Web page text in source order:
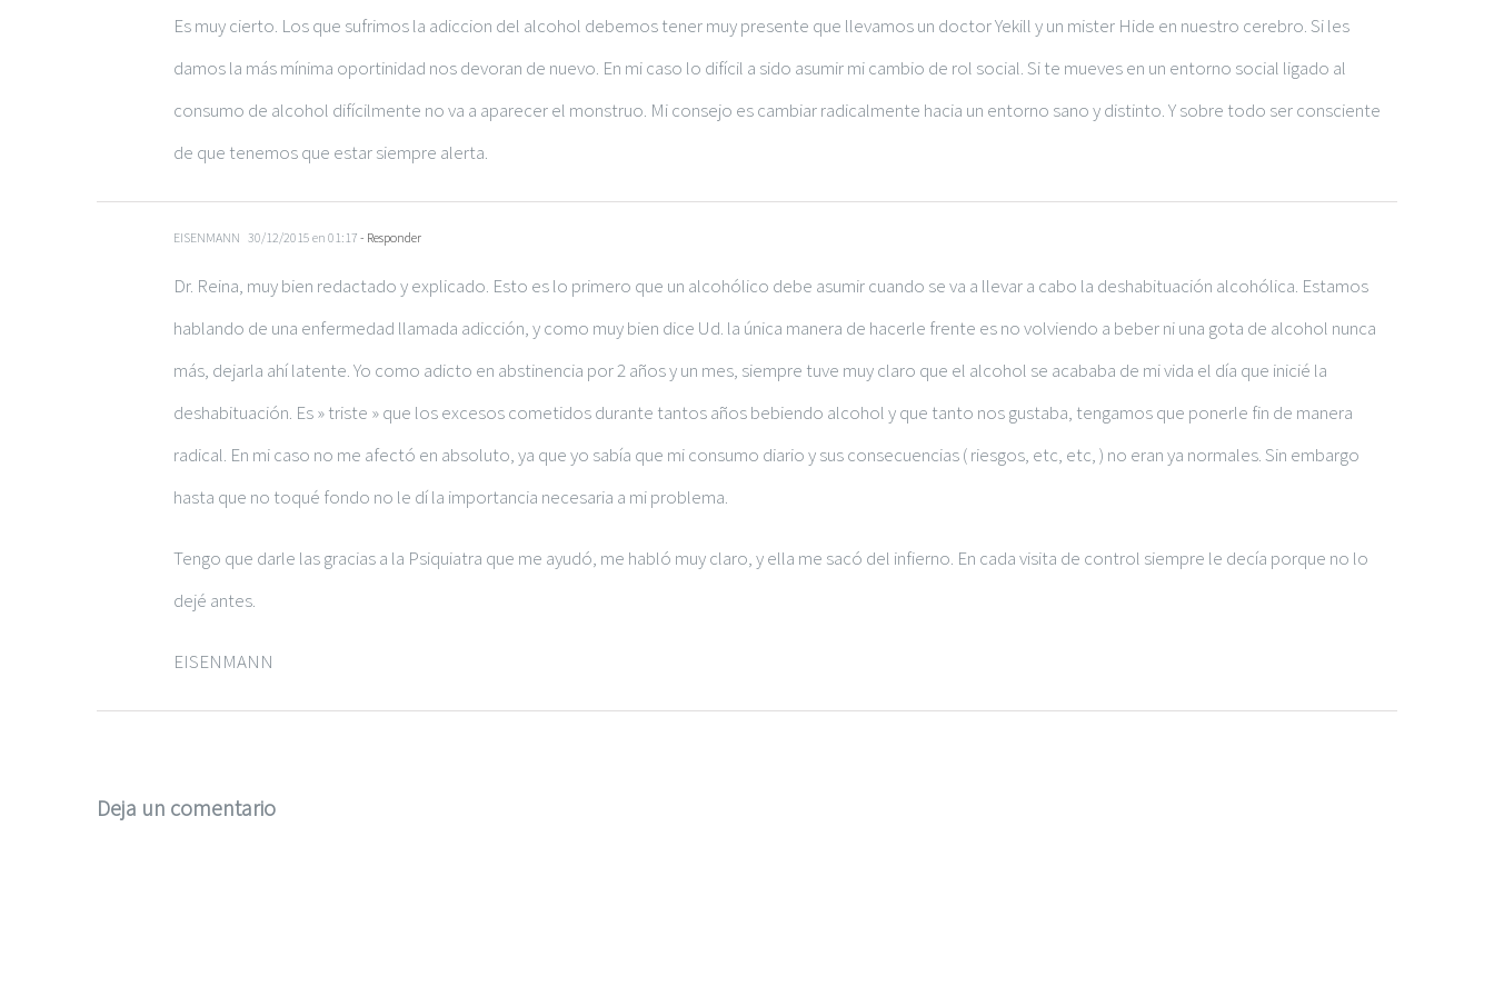
Es muy cierto. Los que sufrimos la adiccion del alcohol debemos tener muy presente que llevamos un doctor Yekill y un mister Hide en nuestro cerebro. Si les
damos la más mínima oportinidad nos devoran de nuevo. En mi caso lo difícil a sido asumir mi cambio de rol social. Si te mueves en un entorno social ligado al
consumo de alcohol difícilmente no va a aparecer el monstruo. Mi consejo es cambiar radicalmente hacia un entorno sano y distinto. Y sobre todo ser consciente
de que tenemos que estar siempre alerta.
EISENMANN 30/12/2015 en 01:17 - Responder
Dr. Reina, muy bien redactado y explicado. Esto es lo primero que un alcohólico debe asumir cuando se va a llevar a cabo la deshabituación alcohólica. Estamos
hablando de una enfermedad llamada adicción, y como muy bien dice Ud. la única manera de hacerle frente es no volviendo a beber ni una gota de alcohol nunca
más, dejarla ahí latente. Yo como adicto en abstinencia por 2 años y un mes, siempre tuve muy claro que el alcohol se acababa de mi vida el día que inicié la
deshabituación. Es » triste » que los excesos cometidos durante tantos años bebiendo alcohol y que tanto nos gustaba, tengamos que ponerle fin de manera
radical. En mi caso no me afectó en absoluto, ya que yo sabía que mi consumo diario y sus consecuencias ( riesgos, etc, etc, ) no eran ya normales. Sin embargo
hasta que no toqué fondo no le dí la importancia necesaria a mi problema.
Tengo que darle las gracias a la Psiquiatra que me ayudó, me habló muy claro, y ella me sacó del infierno. En cada visita de control siempre le decía porque no lo
dejé antes.
EISENMANN
Deja un comentario